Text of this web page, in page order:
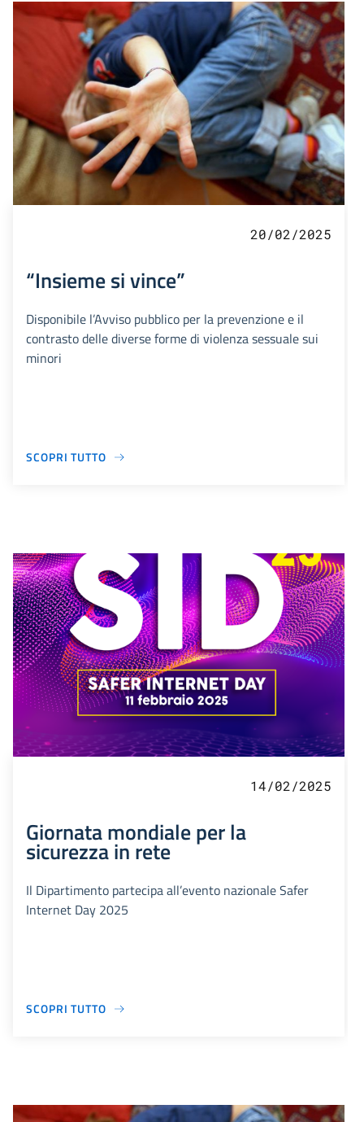
20/02/2025
“Insieme si vince”
Disponibile l’Avviso pubblico per la prevenzione e il
contrasto delle diverse forme di violenza sessuale sui
minori
SCOPRI TUTTO
14/02/2025
Giornata mondiale per la
sicurezza in rete
Il Dipartimento partecipa all’evento nazionale Safer
Internet Day 2025
SCOPRI TUTTO